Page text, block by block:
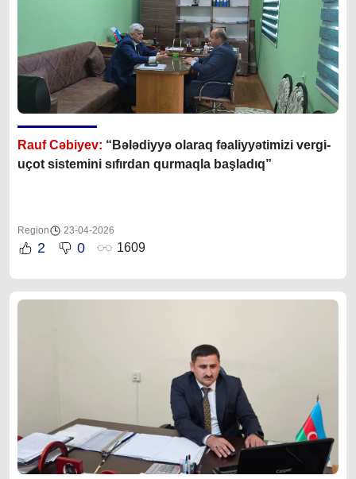
Rauf Cəbiyev: “Bələdiyyə olaraq fəaliyyətimizi vergi-
uçot sistemini sıfırdan qurmaqla başladıq”
Region 23-04-2026
2 0 1609